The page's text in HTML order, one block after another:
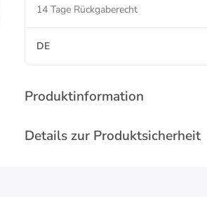
14 Tage Rückgaberecht
DE
Produktinformation
Details zur Produktsicherheit